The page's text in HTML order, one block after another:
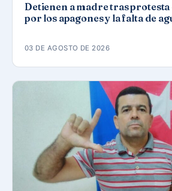
Detienen a madre tras protesta
por los apagones y la falta de
03 DE AGOSTO DE 2026